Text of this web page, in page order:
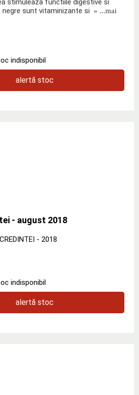
negre sunt vitaminizante si » ...mai
indisponibil
alertă stoc
- august 2018
- 2018
indisponibil
alertă stoc